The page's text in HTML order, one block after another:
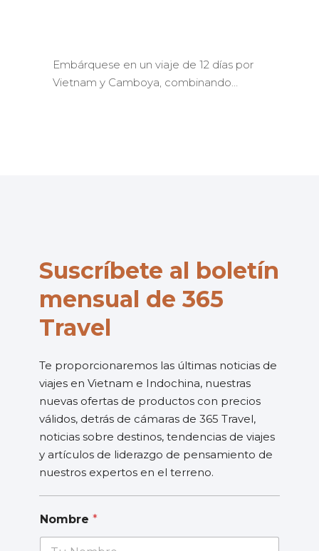
Embárquese en un viaje de 12 días por
Vietnam y Camboya, combinando…
Suscríbete al boletín
mensual de 365
Travel
Te proporcionaremos las últimas noticias de
viajes en Vietnam e Indochina, nuestras
nuevas ofertas de productos con precios
válidos, detrás de cámaras de 365 Travel,
noticias sobre destinos, tendencias de viajes
y artículos de liderazgo de pensamiento de
nuestros expertos en el terreno.
Nombre *